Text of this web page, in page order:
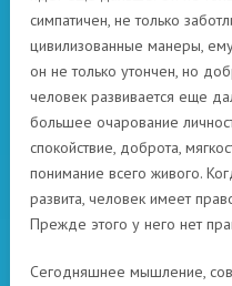
симпатичен, не только
цивилизованные манеры,
он не только утончен, но
человек развивается еще
большее очарование
спокойствие, доброта,
понимание всего живого.
развита, человек имеет
Прежде этого у него нет
Сегодняшнее мышление,